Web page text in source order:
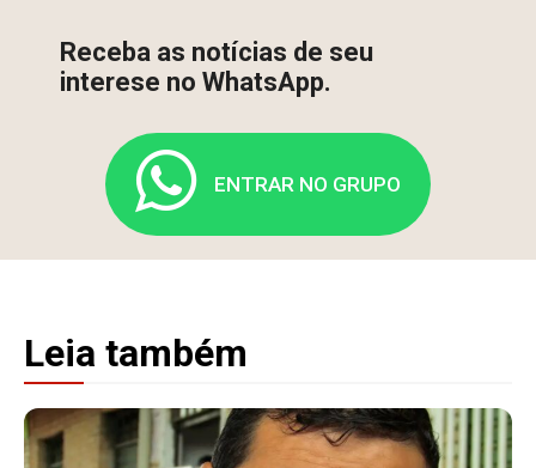
Receba as notícias de seu
interese no WhatsApp.
ENTRAR NO GRUPO
Leia também